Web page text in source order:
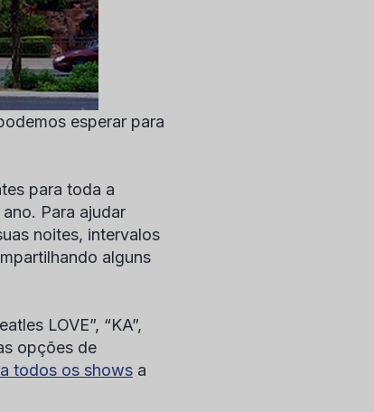
esperar para
para toda a
Para ajudar
noites, intervalos
alguns
LOVE”, “KA”,
opções de
todos os shows a